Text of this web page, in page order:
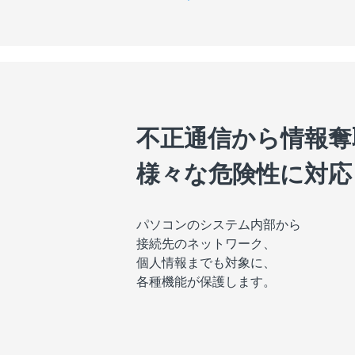
不正通信から情報
様々な危険性に対応
パソコンのシステム内部から
接続先のネットワーク、
個人情報までも対象に、
各種機能が保護します。